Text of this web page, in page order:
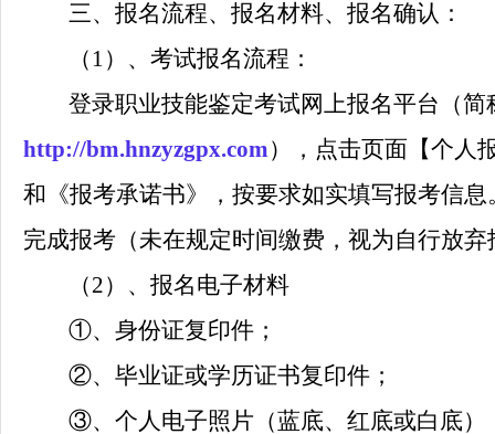
三、报名流程、报名材料、报名确认 ：
（1）、考试报名流程：
登录职业技能鉴定考试网上报名平台（简
http://bm.hnzyzgpx.com），点击页面【个人
和《报考承诺书》，按要求如实填写报考信
完成报考（未在规定时间缴费，视为自行放
（2）、报名电子材料
①、身份证复印件；
②、毕业证或学历证书复印件；
③、个人电子照片（蓝底、红底或白底